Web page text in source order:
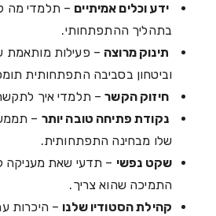
ידע וכלים אמיתיים – תלמדי מה
בתהליך ההתפתחותי.
תינוק מרוצה – פעילות מותאמת
וביטחון בסביבה התפתחותית
חיזוק הקשר– תלמדי איך
נקודת פתיחה טובה יותר –
שלו מבחינה התפתחותית.
שקט נפשי – תדעי שאת מעניקה
התמיכה שהוא צריך.
קהילת הסטודיו שלנו – היכרות